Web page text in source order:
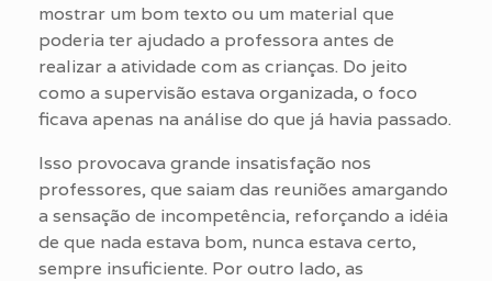
mostrar um bom texto ou um material que
poderia ter ajudado a professora antes de
realizar a atividade com as crianças. Do jeito
como a supervisão estava organizada, o foco
ficava apenas na análise do que já havia passado.
Isso provocava grande insatisfação nos
professores, que saiam das reuniões amargando
a sensação de incompetência, reforçando a idéia
de que nada estava bom, nunca estava certo,
sempre insuficiente. Por outro lado, as